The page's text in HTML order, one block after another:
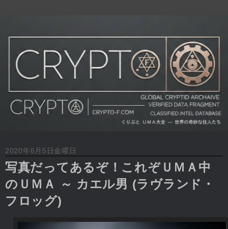
2020年6月5日金曜日
写真だってあるぞ！これぞＵＭＡ中
のＵＭＡ ～ カエル男 (ラヴランド・
フロッグ)